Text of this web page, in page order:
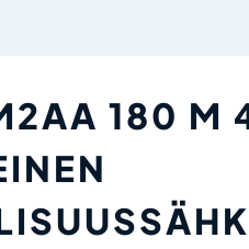
180 M